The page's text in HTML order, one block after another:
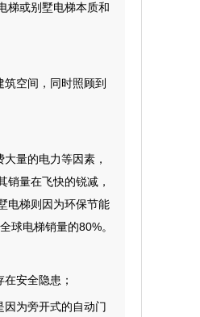
梯或别墅电梯本质和
空间，同时照顾到
量的电力等因素，
量在飞快的锐减，
电梯则因为环保节能
球电梯销量的80%。
安全隐患；
因为旁开式的自动门